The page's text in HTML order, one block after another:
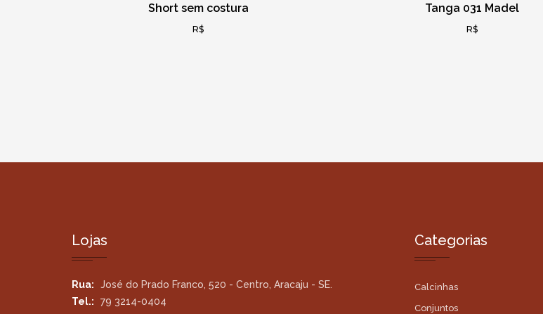
Short sem costura
R$
Tanga 031 Madel
R$
Lojas
Rua:
José do Prado Franco, 520 - Centro, Aracaju - SE.
Tel.:
79 3214-0404
Categorias
Calcinhas
Conjuntos